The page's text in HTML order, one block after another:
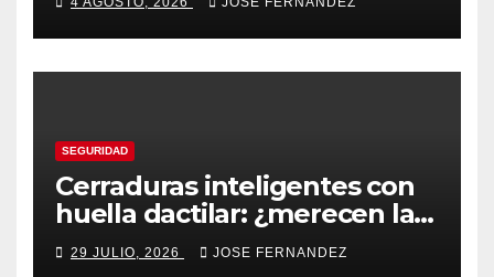
SEGURIDAD
Cerraduras inteligentes con
huella dactilar: ¿merecen la
pena?
29 JULIO, 2026 JOSE FERNANDEZ